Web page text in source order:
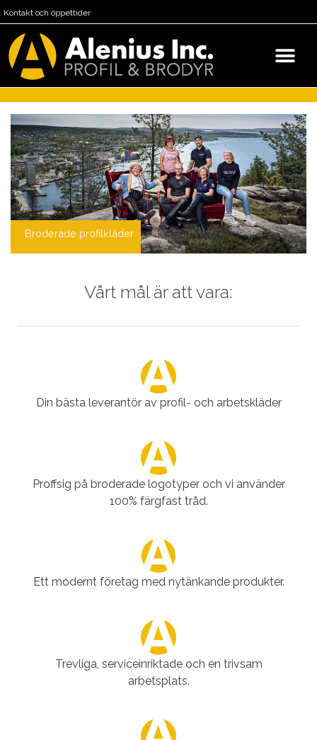
Kontakt och öppettider
Broderade profilkläder
Vårt mål är att vara:
Din bästa leverantör av profil- och arbetskläder
Proffsig på broderade logotyper och vi använder
100% färgfast tråd.
Ett modernt företag med nytänkande produkter.
Trevliga, serviceinriktade och en trivsam
arbetsplats.